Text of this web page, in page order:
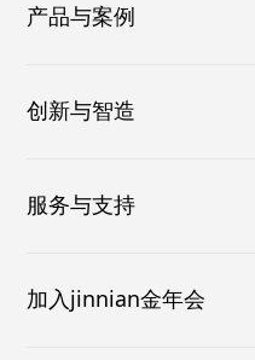
产品与案例
创新与智造
服务与支持
加入jinnian金年会